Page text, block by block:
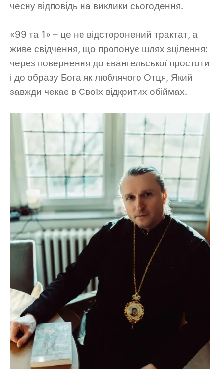
чесну відповідь на виклики сьогодення.
«99 та 1» – це не відсторонений трактат, а
живе свідчення, що пропонує шлях зцілення:
через повернення до євангельської простоти
і до образу Бога як люблячого Отця, Який
завжди чекає в Своїх відкритих обіймах.